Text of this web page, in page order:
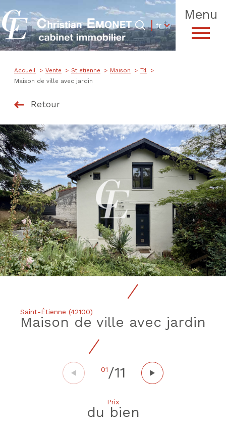
Menu
Langue
fr
Accueil 0 Langue
fr
Accueil Vente St etienne Maison
T4
Maison de ville avec jardin
Retour
Saint-Étienne (42100)
Maison de ville avec jardin
01/11
Prix
du bien